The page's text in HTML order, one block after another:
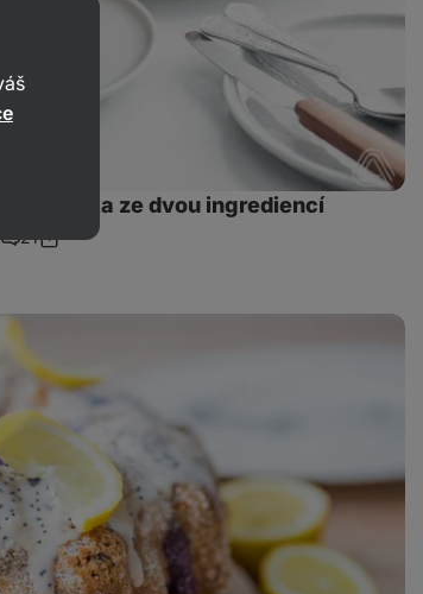
bábovka ze dvou ingrediencí
Komentáře
21Sdílet